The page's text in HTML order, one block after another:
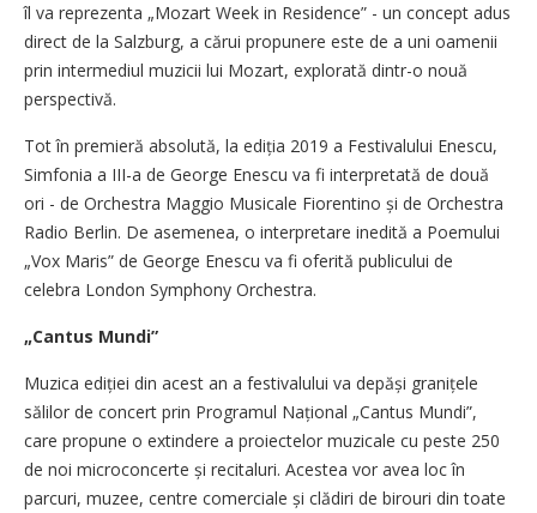
îl va reprezenta „Mozart Week in Residence” - un concept adus
direct de la Salzburg, a cărui propunere este de a uni oamenii
prin intermediul muzicii lui Mozart, explorată dintr-o nouă
perspectivă.
Tot în premieră absolută, la ediția 2019 a Festivalului Enescu,
Simfonia a III-a de George Enescu va fi interpretată de două
ori - de Orchestra Maggio Musicale Fiorentino și de Orchestra
Radio Berlin. De asemenea, o interpretare inedită a Poemului
„Vox Maris” de George Enescu va fi oferită publicului de
celebra London Symphony Orchestra.
„Cantus Mundi”
Muzica ediției din acest an a festivalului va depăși granițele
sălilor de concert prin Programul Național „Cantus Mundi”,
care propune o extindere a proiectelor muzicale cu peste 250
de noi microconcerte și recitaluri. Acestea vor avea loc în
parcuri, muzee, centre comerciale și clădiri de birouri din toate